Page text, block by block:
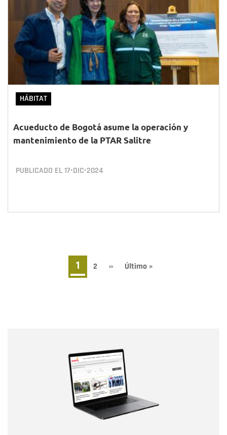
HÁBITAT
Acueducto de Bogotá asume la operación y
mantenimiento de la PTAR Salitre
PUBLICADO EL17•DIC•2024
Página
actual
1 Page
2
Siguiente
››
Última
Último »
Correo electrónico
Tipo de comentario